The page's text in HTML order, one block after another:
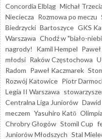
Concordia Elbląg Michał
Nieciecza Rozmowa po meczu
Biedrzycki Bartoszyce GKS
Warszawa Chodź w "biało-
nagrody!
Kamil Hempel
młodsi Raków Częstochowa
Radom Paweł Kaczmarek
Rozwój Katowice Piotr
Legia II Warszawa
Centralna Liga Juniorów
meczem Yasuhiro Katō
Chrobry Głogów Stomil Cup
Juniorów Młodszych Stal